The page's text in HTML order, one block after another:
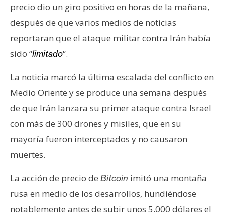
s
d
e
P
r
e
n
s
a
e
m
a
s
precio dio un giro positivo en horas de la mañana,
después de que varios medios de noticias
reportaran que el ataque militar contra Irán había
sido “limitado“.
La noticia marcó la última escalada del conflicto en
Medio Oriente y se produce una semana después
de que Irán lanzara su primer ataque contra Israel
con más de 300 drones y misiles, que en su
mayoría fueron interceptados y no causaron
muertes.
La acción de precio de Bitcoin imitó una montaña
rusa en medio de los desarrollos, hundiéndose
notablemente antes de subir unos 5.000 dólares el